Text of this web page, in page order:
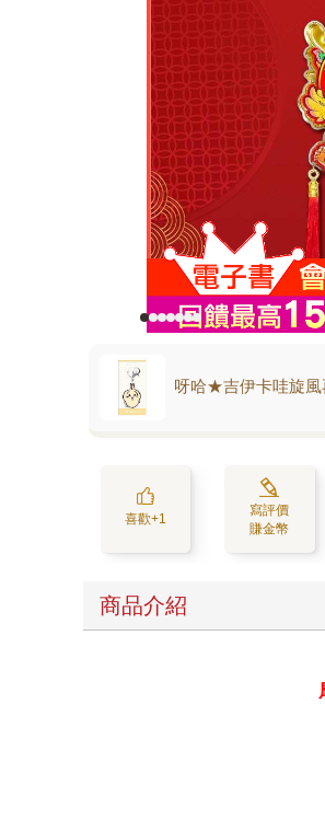
呀哈★吉伊卡哇旋風
喜歡+1
寫評價
賺金幣
商品介紹